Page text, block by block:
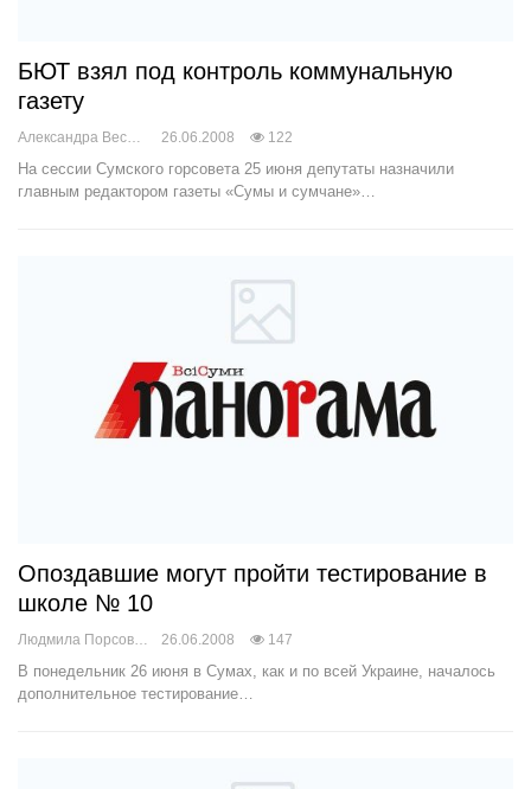
БЮТ взял под контроль коммунальную
газету
Александра Веснич 26.06.2008 122
На сессии Сумского горсовета 25 июня депутаты назначили
главным редактором газеты «Сумы и сумчане»…
Опоздавшие могут пройти тестирование в
школе № 10
26.06.2008 147
В понедельник 26 июня в Сумах, как и по всей Украине, началось
дополнительное тестирование…